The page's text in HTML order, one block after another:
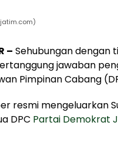
– Sehubungan dengan
jawaban
Pimpinan Cabang
resmi mengeluarkan
DPC Partai Demokrat